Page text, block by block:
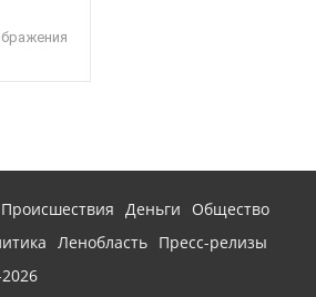
Происшествия Деньги
Общество
Ленобласть Пресс-релизы